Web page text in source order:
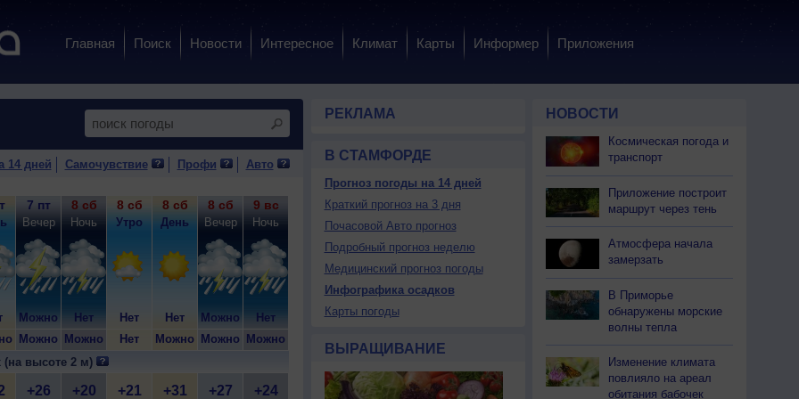
Главная Поиск Новости Интересное Климат Карты Информер Приложения
14 дней Самочувствие Профи Авто
7 пт
Вечер
Можно
Можно
8 сб
Ночь
Нет
Можно
8 сб
Утро
Нет
Нет
8 сб
День
Нет
Можно
8 сб
Вечер
Можно
Можно
9 вс
Ночь
Нет
Можно
Можно
9 вс
День
Нет
9 вс
Вечер
Можно
10 пн
Ночь
10 пн
Нет
10 пн
Нет
11 вт
Нет
11 вт
Можно
11 вт
Нет
(на высоте 2 м)
+26 +20 +21 +31 +27 +24 +31 +26 +22 +21 +29 +23 +23 +22
РЕКЛАМА
В СТАМФОРДЕ
Прогноз погоды на 14 дней
Краткий прогноз на 3 дня
Почасовой Авто прогноз
Подробный прогноз неделю
Медицинский прогноз погоды
Инфографика осадков
Карты погоды
ВЫРАЩИВАНИЕ
НОВОСТИ
Космическая погода и
транспорт
Приложение построит
маршрут через тень
Атмосфера начала
замерзать
В Приморье
обнаружены морские
волны тепла
Изменение климата
повлияло на ареал
обитания бабочек